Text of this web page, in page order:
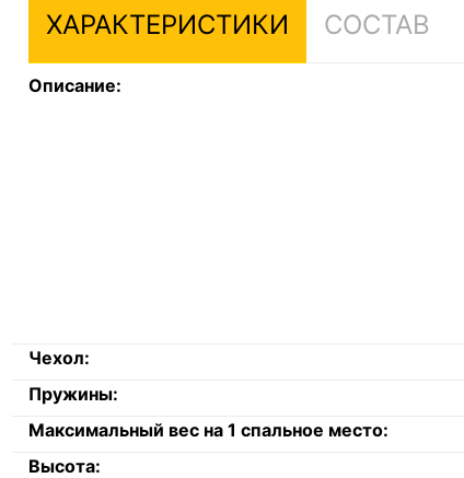
ХАРАКТЕРИСТИКИ СОСТАВ
Описание:
Чехол:
Пружины:
Максимальный вес на 1 спальное место:
Высота: